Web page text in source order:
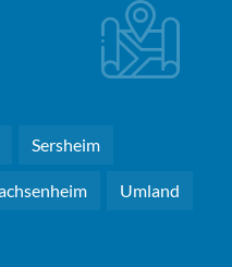
Sersheim
Umland